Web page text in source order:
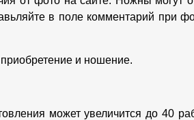
в поле комментарий при
и ношение.
может увеличится до 40